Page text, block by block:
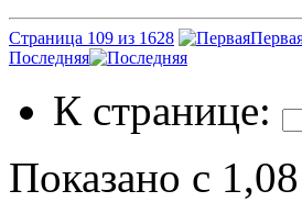
Страница 109 из 1628
Последняя
К странице:
Показано с